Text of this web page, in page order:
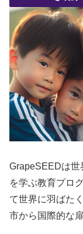
GrapeSEEDは世
を学ぶ教育プロ
て世界に羽ばた
市から国際的な